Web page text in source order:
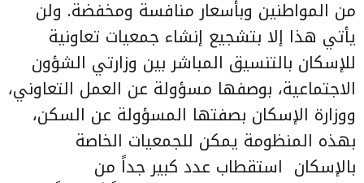
من المواطنين وبأسعار منافسة ومخفضة. ولن
يأتي هذا إلا بتشجيع إنشاء جمعيات تعاونية
للإسكان بالتنسيق المباشر بين وزارتي الشؤون
الاجتماعية، بوصفها مسؤولة عن العمل التعاوني،
ووزارة الإسكان بصفتها المسؤولة عن السكن،
بهذه المنظومة يمكن للجمعيات الخاصة
بالإسكان استقطاب عدد كبير جداً من